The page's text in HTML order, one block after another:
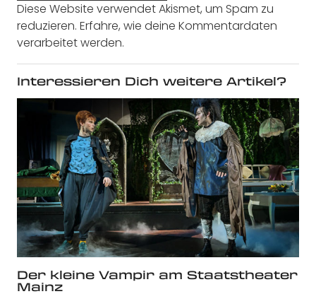
Diese Website verwendet Akismet, um Spam zu
reduzieren. Erfahre, wie deine Kommentardaten
verarbeitet werden.
Interessieren Dich weitere Artikel?
Der kleine Vampir am Staatstheater
Mainz